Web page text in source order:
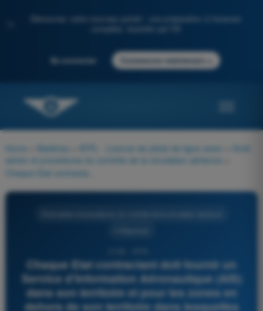
Découvrez notre nouveau portail : une préparation à l'examen
Se connecter Commencer maintenant
Home Matières ATPL - Licence de pilote de ligne avion
Droit
aérien et procédures du contrôle de la circulation aérienne
Chaque Etat contractant doit fournir un
Service d'Information Aéronautique (AIS)
dans son territoire et pour les zones en
dehors de son territoire dans lesquelles